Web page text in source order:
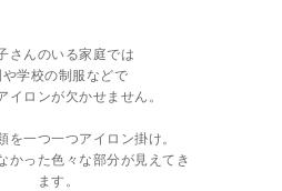
さんのいる家庭では
や学校の制服などで
イロンが欠かせません。
を一つ一つアイロン掛け。
かった色々な部分が見えてき
ます。